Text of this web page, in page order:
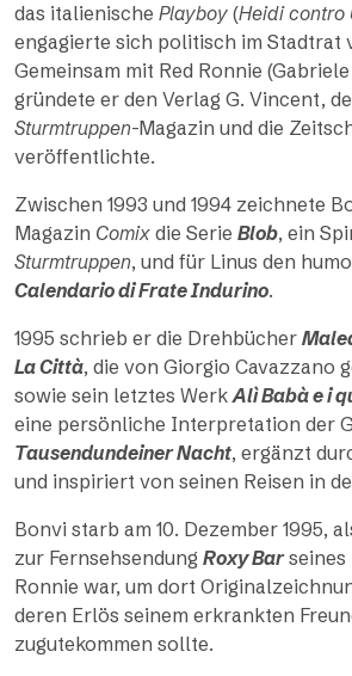
das italienische Playboy (Heidi contro
engagierte sich politisch im Stadtrat
Gemeinsam mit Red Ronnie
gründete er den Verlag G. Vincent,
Sturmtruppen-Magazin und die
veröffentlichte.
Zwischen 1993 und 1994 zeichnete
Magazin Comix die Serie Blob, ein
Sturmtruppen, und für Linus den
Calendario di Frate Indurino.
1995 schrieb er die Drehbücher
La Città, die von Giorgio Cavazzano
sowie sein letztes WerkAlì Babà e i
eine persönliche Interpretation der
Tausendundeiner Nacht, ergänzt
und inspiriert von seinen Reisen in
Bonvi starb am 10. Dezember 1995,
zur Fernsehsendung Roxy Barseines
Ronnie war, um dort
deren Erlös seinem erkrankten
zugutekommen sollte.